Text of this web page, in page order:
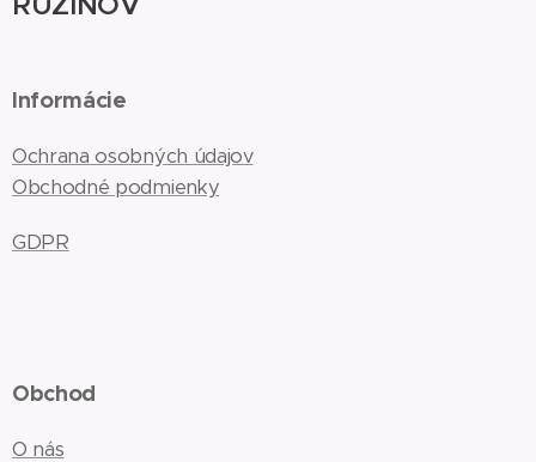
Informácie
Ochrana osobných údajov
Obchodné podmienky
GDPR
Obchod
O nás